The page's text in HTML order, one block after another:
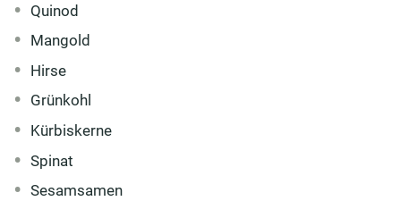
Quinod
Mangold
Hirse
Grünkohl
Kürbiskerne
Spinat
Sesamsamen